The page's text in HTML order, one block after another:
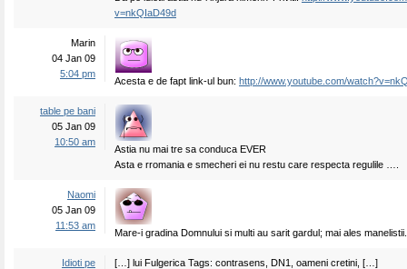
v=nkQIaD49d
Marin
04 Jan 09
5:04 pm
Acesta e de fapt link-ul bun: http://www.youtube.com/
table pe bani
05 Jan 09
10:50 am
Astia nu mai tre sa conduca EVER
Asta e rromania e smecheri ei nu restu care respecta regulile ….
Naomi
05 Jan 09
11:53 am
Mare-i gradina Domnului si multi au sarit gardul; mai ales manelistii.
Idioti pe
[…] lui Fulgerica Tags: contrasens, DN1, oameni cretini, […]